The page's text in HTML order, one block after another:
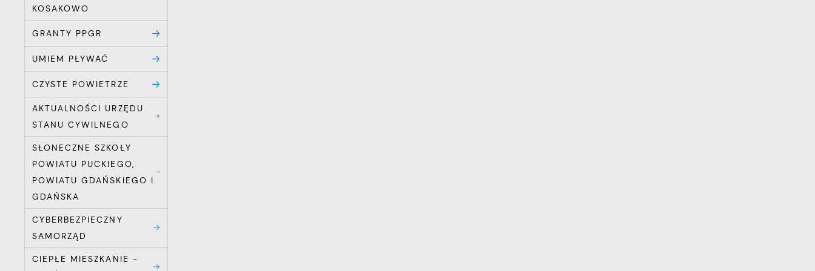
KOSAKOWO
GRANTY PPGR
UMIEM PŁYWAĆ
CZYSTE POWIETRZE
AKTUALNOŚCI URZĘDU
STANU CYWILNEGO
SŁONECZNE SZKOŁY
POWIATU PUCKIEGO,
POWIATU GDAŃSKIEGO I
GDAŃSKA
CYBERBEZPIECZNY
SAMORZĄD
CIEPŁE MIESZKANIE -